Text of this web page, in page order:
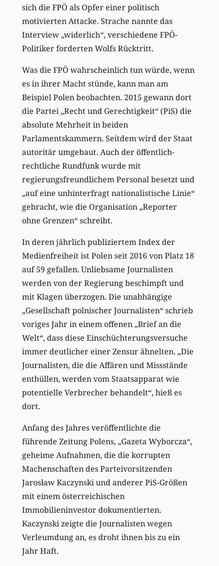
sich die FPÖ als Opfer einer politisch
motivierten Attacke. Strache nannte das
Interview „widerlich“, verschiedene FPÖ-
Politiker forderten Wolfs Rücktritt.
Was die FPÖ wahrscheinlich tun würde, wenn
es in ihrer Macht stünde, kann man am
Beispiel Polen beobachten. 2015 gewann dort
die Partei „Recht und Gerechtigkeit“ (PiS) die
absolute Mehrheit in beiden
Parlamentskammern. Seitdem wird der Staat
autoritär umgebaut. Auch der öffentlich-
rechtliche Rundfunk wurde mit
regierungsfreundlichem Personal besetzt und
„auf eine unhinterfragt nationalistische Linie“
gebracht, wie die Organisation „Reporter
ohne Grenzen“ schreibt.
In deren jährlich publiziertem Index der
Medienfreiheit ist Polen seit 2016 von Platz 18
auf 59 gefallen. Unliebsame Journalisten
werden von der Regierung beschimpft und
mit Klagen überzogen. Die unabhängige
„Gesellschaft polnischer Journalisten“ schrieb
voriges Jahr in einem offenen „Brief an die
Welt“, dass diese Einschüchterungsversuche
immer deutlicher einer Zensur ähnelten. „Die
Journalisten, die die Affären und Missstände
enthüllen, werden vom Staatsapparat wie
potentielle Verbrecher behandelt“, hieß es
dort.
Anfang des Jahres veröffentlichte die
führende Zeitung Polens, „Gazeta Wyborcza“,
geheime Aufnahmen, die die korrupten
Machenschaften des Parteivorsitzenden
Jarosław Kaczynski und anderer PiS-Größen
mit einem österreichischen
Immobilieninvestor dokumentierten.
Kaczynski zeigte die Journalisten wegen
Verleumdung an, es droht ihnen bis zu ein
Jahr Haft.